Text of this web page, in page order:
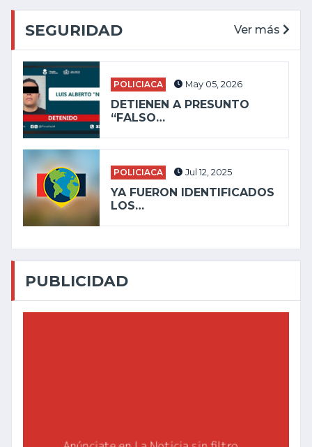
SEGURIDAD Ver más
POLICIACA May 05, 2026
DETIENEN A PRESUNTO
“FALSO…
POLICIACA Jul 12, 2025
YA FUERON IDENTIFICADOS
LOS…
PUBLICIDAD